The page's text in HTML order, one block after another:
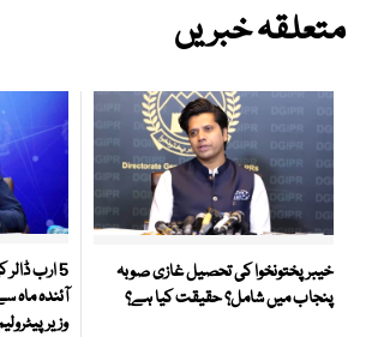
متعلقہ خبریں
خیبر پختونخوا کی تحصیل غازی صوبہ
پنجاب میں شامل؟ حقیقت کیا ہے؟
5 ارب
آئندہ ماہ
وزیر